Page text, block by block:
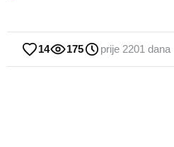
14 175 prije 2201 dana